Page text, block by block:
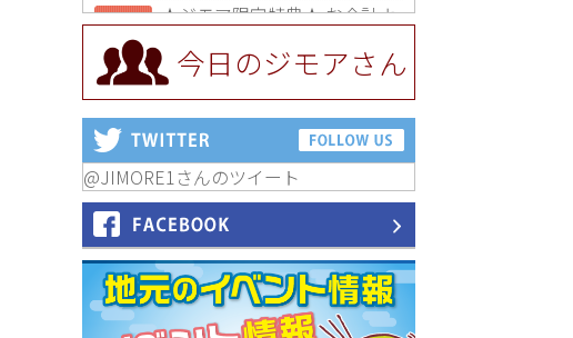
★ジモア限定特典★ お会計よ
り全品5％OFF（ナチュラル＆
ハンドメイドショップ［マキ
マキ］）
[有効期限]2026年9月30日まで
【ジモア限定①】初回割引 特
価 VIO脱毛11,000円⇒8,800円
（メンズ専門ワックス脱毛サ
ロン Mickle（ミックル））
【ジモア読者特典2】コース 3,
500円→3,000円（料理5品+2
時間飲み放題）（創作イタリ
アン Pia Cuore（ピアクオー
レ））
[有効期限]2026年9月30日
今日のジモアさん
@JIMORE1さんのツイート